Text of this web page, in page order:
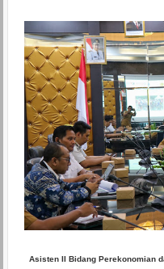
Asisten II Bidang Perekonomian